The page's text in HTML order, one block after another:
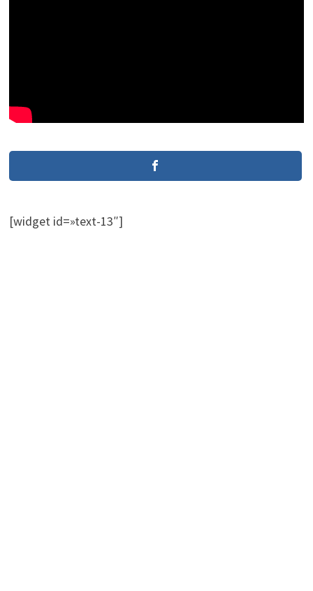
[widget id=»text-13″]